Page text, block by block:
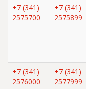
+7 (341)
2575700
+7 (341)
2575899
+7 (341)
2576000
+7 (341)
2577999